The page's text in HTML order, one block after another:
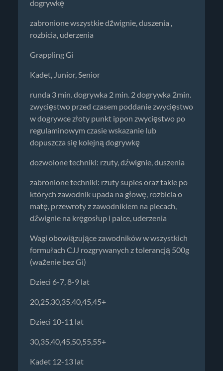
dogrywkę
zabronione wszystkie dźwignie, duszenia ,
rozbicia, uderzenia
Grappling Gi
Kadet, Junior, Senior
runda 3 min. dogrywka 2 min. 2 dogrywka 2min.
zwycięstwo przed czasem poddanie zwycięstwo
w dogrywce złoty punkt ippon zwycięstwo po
regulaminowym czasie wskazanie lub
dopuszcza się kolejną dogrywkę
dozwolone techniki: rzuty, dźwignie, duszenia
zabronione techniki: rzuty suples oraz takie po
których zawodnik upada na głowę, rozbicia o
matę, przewroty z zawodnikiem na plecach,
dźwignie na kręgosłup i palce, uderzenia
Wagi obowiązujące zawodników w wszystkich
formułach CJJ rozgrywanych z tolerancją 500g
(ważenie bez Gi)
Dzieci 6-7, 8-9 lat
20,25,30,35,40,45,45+
Dzieci 10-11 lat
30,35,40,45,50,55,55+
Kadet 12-13 lat